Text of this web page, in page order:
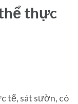
thực
tế, sát sườn, có